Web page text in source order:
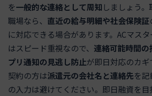
を一般的な連絡として周知 しましょう
職場なら、 直近の給与明細や社会保険証
に対応できる場合があります。ACマス
はスピード重視なので、 連絡可能時間の
プリ通知の見逃し防止が即日対応のカ
契約の方は派遣元の会社名と連絡先を
の入力は避けてください。即日融資を目